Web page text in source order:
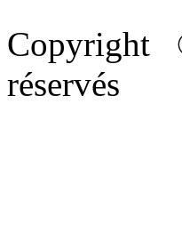
Copyright
réservés